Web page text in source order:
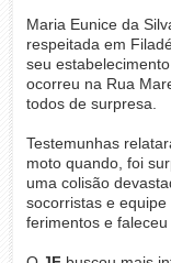
Maria Eunice da
respeitada em
seu
ocorreu na Rua
todos de surpresa.
Testemunhas
moto quando, foi
uma colisão
socorristas e
ferimentos e